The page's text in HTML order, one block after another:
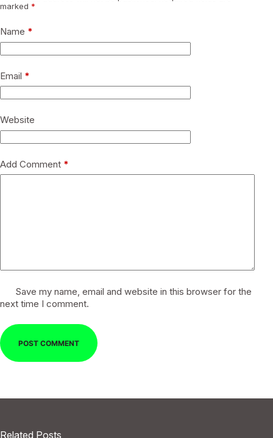
marked *
Name *
Email *
Website
Add Comment *
Save my name, email and website in this browser for the
next time I comment.
POST COMMENT
Related Posts